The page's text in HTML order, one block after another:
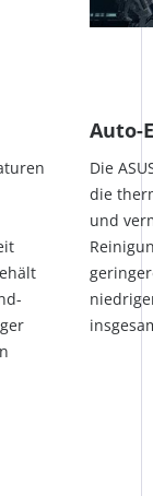
Auto-
Die
die
und